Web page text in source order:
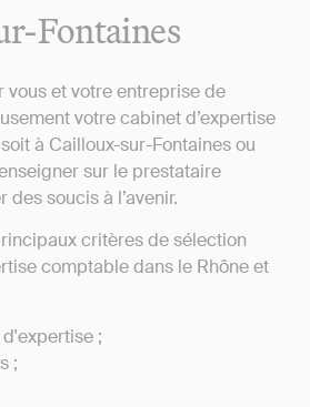
Fontaines
vous et votre entreprise de
votre cabinet d’expertise
à Cailloux-sur-Fontaines ou
sur le prestataire
soucis à l’avenir.
critères de sélection
comptable dans le Rhône et
;
;